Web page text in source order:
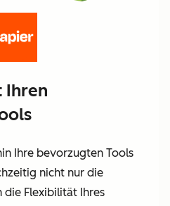
Ihren
Ihre bevorzugten Tools
nicht nur die
die Flexibilität Ihres